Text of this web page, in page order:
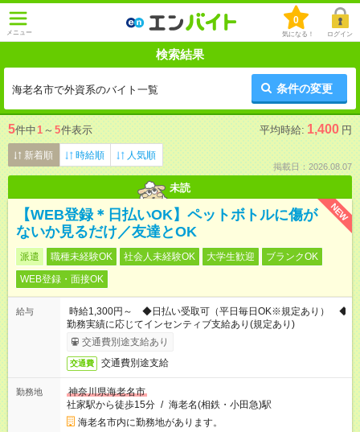
メニュー
0
気になる！ ログイン
検索結果
海老名市で外資系のバイト一覧 条件の変更
5件中1 ～ 5件表示 平均時給: 1,400 円
新着順 時給順 人気順
掲載日：2026.08.07
未読
NEW
【WEB登録＊日払いOK】ペットボトルに傷が
ないか見るだけ／友達とOK
派遣 職種未経験OK 社会人未経験OK 大学生歓迎
ブランクOK
WEB登録・面接OK
給与
時給1,300円～ ◆日払い受取可（平日毎日OK※規定あり） ◆
勤務実績に応じてインセンティブ支給あり(規定あり)
交通費別途支給あり
交通費 交通費別途支給
勤務地
神奈川県海老名市
社家駅から徒歩15分 / 海老名(相鉄・小田急)駅
海老名市内に勤務地があります。